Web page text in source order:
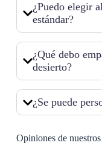
¿Puedo elegir
estándar?
¿Qué debo
desierto?
¿Se puede
Opiniones de